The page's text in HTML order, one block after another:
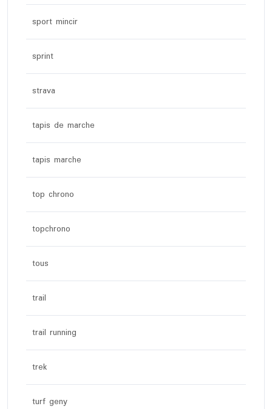
sport mincir
sprint
strava
tapis de marche
tapis marche
top chrono
topchrono
tous
trail
trail running
trek
turf geny